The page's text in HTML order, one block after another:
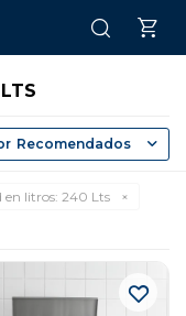
Recomendados
en litros: 240 Lts